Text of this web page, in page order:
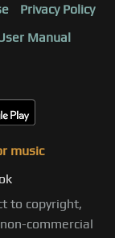
Privacy Policy
Manual
music
to copyright,
commercial